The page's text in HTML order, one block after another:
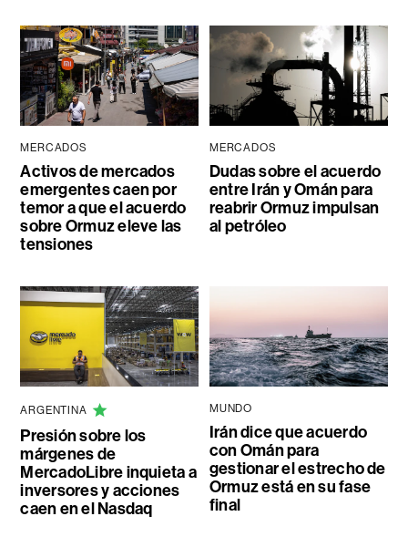
MERCADOS
Activos de mercados
emergentes caen por
temor a que el acuerdo
sobre Ormuz eleve las
tensiones
MERCADOS
Dudas sobre el acuerdo
entre Irán y Omán para
reabrir Ormuz impulsan
al petróleo
ARGENTINA
Presión sobre los
márgenes de
MercadoLibre inquieta a
inversores y acciones
caen en el Nasdaq
MUNDO
Irán dice que acuerdo
con Omán para
gestionar el estrecho de
Ormuz está en su fase
final